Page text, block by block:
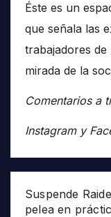
Éste es un
que señala las
trabajadores
mirada de la
Comentarios a
Instagram y
Suspende
pelea en